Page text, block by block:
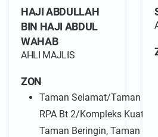
HAJI ABDULLAH
BIN HAJI ABDUL
WAHAB
AHLI MAJLIS
ZON
Taman Selamat/Taman
RPA Bt 2/Kompleks
Taman Beringin, Taman